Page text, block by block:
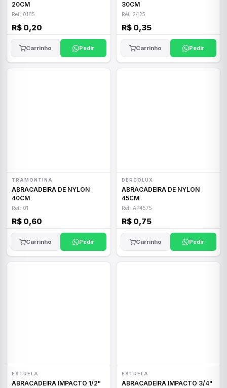
20CM
Ref: 0185
R$ 0,20
Carrinho Pedir
30CM
Ref: 2425
R$ 0,35
Carrinho Pedir
TRAMONTINA
ABRACADEIRA DE NYLON
40CM
Ref: 01
R$ 0,60
Carrinho Pedir
DERCOLUX
ABRACADEIRA DE NYLON
45CM
Ref: AP4575
R$ 0,75
Carrinho Pedir
ESTRELA
ABRACADEIRA IMPACTO 1/2"
ESTRELA
ABRACADEIRA IMPACTO 3/4"